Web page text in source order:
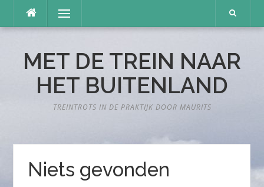
inhoud
Menu
MET DE TREIN NAAR
HET BUITENLAND
TREINTROTS IN DE PRAKTIJK DOOR MAURITS
Niets gevonden